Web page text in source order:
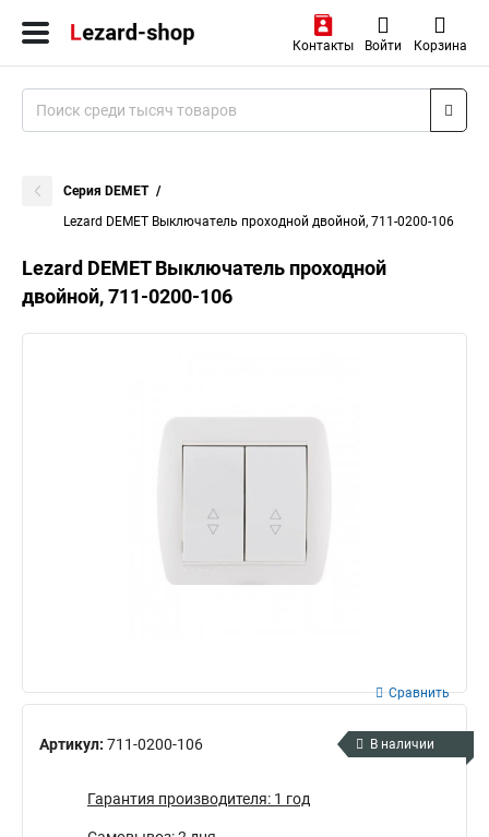
Контакты Войти Корзина
Серия DEMET
Lezard DEMET Выключатель проходной двойной, 711-0200-106
Lezard DEMET Выключатель проходной
двойной, 711-0200-106
Артикул: 711-0200-106
Сравнить
В наличии
Гарантия производителя: 1 год